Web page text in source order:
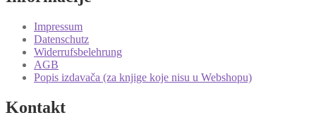
Impressum
Datenschutz
Widerrufsbelehrung
AGB
Popis izdavača (za knjige koje nisu u Webshopu)
Kontakt